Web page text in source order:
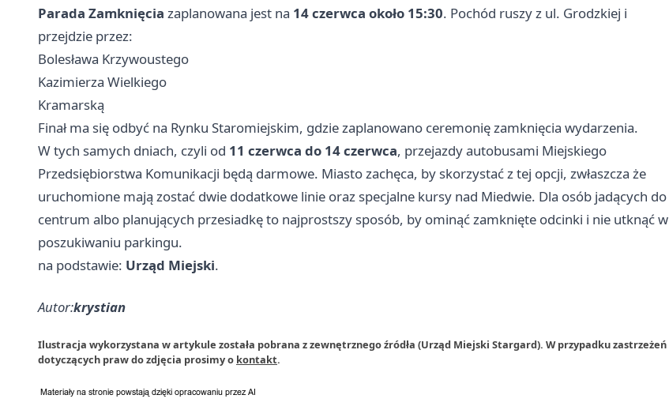
Parada Zamknięcia zaplanowana jest na 14 czerwca około 15:30. Pochód ruszy z ul. Grodzkiej i
przejdzie przez:
Bolesława Krzywoustego
Kazimierza Wielkiego
Kramarską
Finał ma się odbyć na Rynku Staromiejskim, gdzie zaplanowano ceremonię zamknięcia wydarzenia.
W tych samych dniach, czyli od 11 czerwca do 14 czerwca, przejazdy autobusami Miejskiego
Przedsiębiorstwa Komunikacji będą darmowe. Miasto zachęca, by skorzystać z tej opcji, zwłaszcza że
uruchomione mają zostać dwie dodatkowe linie oraz specjalne kursy nad Miedwie. Dla osób jadących do
centrum albo planujących przesiadkę to najprostszy sposób, by ominąć zamknięte odcinki i nie utknąć w
poszukiwaniu parkingu.
na podstawie: Urząd Miejski.
Autor:krystian
Ilustracja wykorzystana w artykule została pobrana z zewnętrznego źródła (Urząd Miejski Stargard). W przypadku zastrzeżeń
dotyczących praw do zdjęcia prosimy o kontakt.